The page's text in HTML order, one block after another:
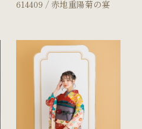
614409 / 赤地重陽菊の宴